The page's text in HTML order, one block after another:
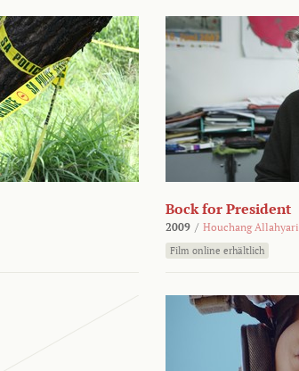
Bock for President
2009 / Houchang Allahyari
Film online erhältlich